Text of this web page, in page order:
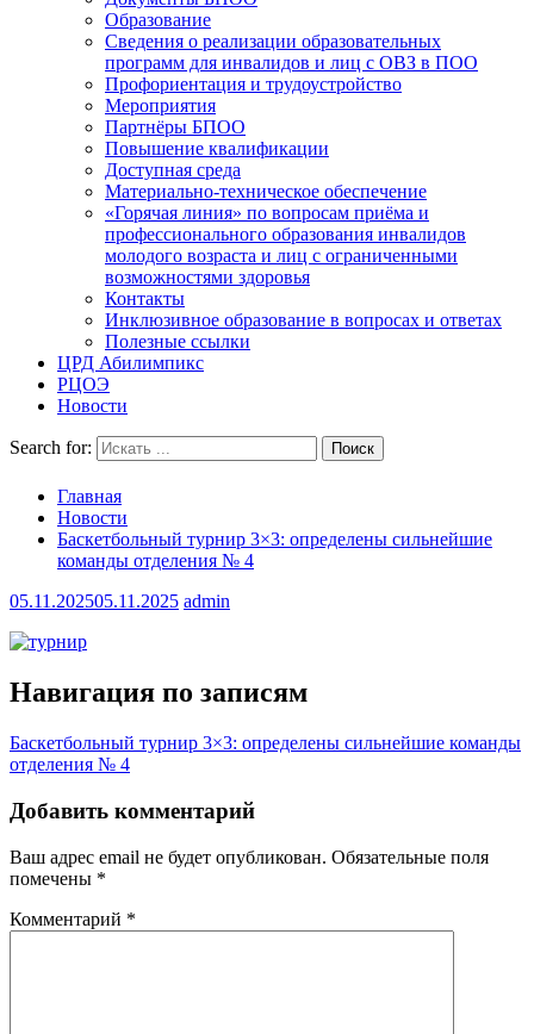
Образование
Сведения о реализации образовательных
программ для инвалидов и лиц с ОВЗ в ПОО
Профориентация и трудоустройство
Мероприятия
Партнёры БПОО
Повышение квалификации
Доступная среда
Материально-техническое обеспечение
«Горячая линия» по вопросам приёма и
профессионального образования инвалидов
молодого возраста и лиц с ограниченными
возможностями здоровья
Контакты
Инклюзивное образование в вопросах и ответах
Полезные ссылки
ЦРД Абилимпикс
РЦОЭ
Новости
Search for:
Главная
Новости
Бaскетбольный турнир 3×3: определены сильнейшие
команды отделения № 4
05.11.202505.11.2025 admin
Навигация по записям
Бaскетбольный турнир 3×3: определены сильнейшие команды
отделения № 4
Добавить комментарий
Ваш адрес email не будет опубликован. Обязательные поля
помечены *
Комментарий *